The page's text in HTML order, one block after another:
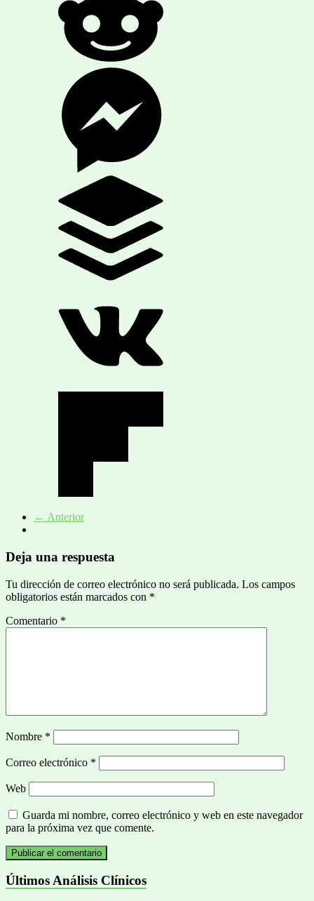
← Anterior
Deja una respuesta
Tu dirección de correo electrónico no será publicada. Los campos
obligatorios están marcados con *
Comentario *
Nombre *
Correo electrónico *
Web
Guarda mi nombre, correo electrónico y web en este navegador
para la próxima vez que comente.
Últimos Análisis Clínicos